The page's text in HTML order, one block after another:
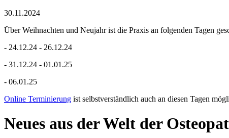
30.11.2024
Über Weihnachten und Neujahr ist die Praxis an folgenden Tagen
- 24.12.24 - 26.12.24
- 31.12.24 - 01.01.25
- 06.01.25
Online Terminierung ist selbstverständlich auch an diesen Tagen
Neues aus der Welt der